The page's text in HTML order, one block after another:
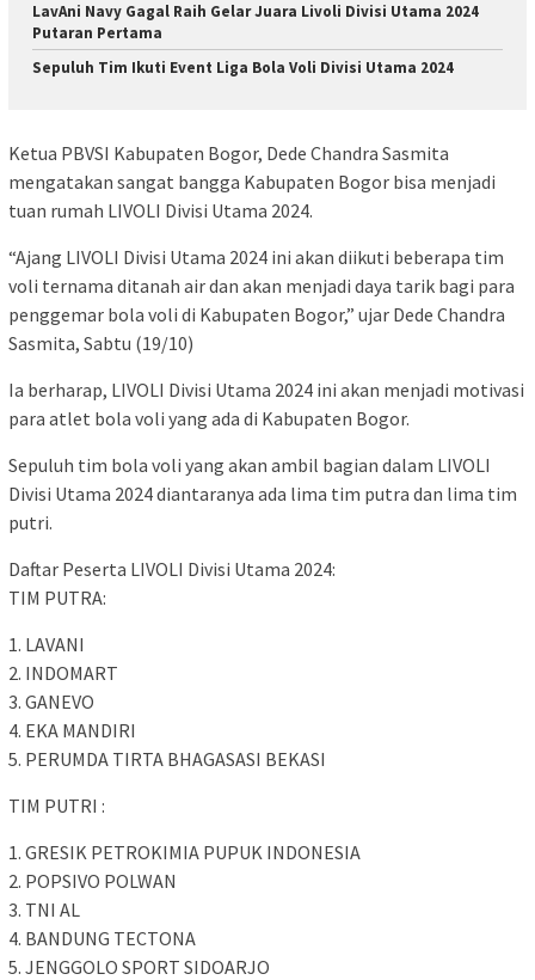
LavAni Navy Gagal Raih Gelar Juara Livoli Divisi Utama 2024
Putaran Pertama
Sepuluh Tim Ikuti Event Liga Bola Voli Divisi Utama 2024
Ketua PBVSI Kabupaten Bogor, Dede Chandra Sasmita
mengatakan sangat bangga Kabupaten Bogor bisa menjadi
tuan rumah LIVOLI Divisi Utama 2024.
“Ajang LIVOLI Divisi Utama 2024 ini akan diikuti beberapa tim
voli ternama ditanah air dan akan menjadi daya tarik bagi para
penggemar bola voli di Kabupaten Bogor,” ujar Dede Chandra
Sasmita, Sabtu (19/10)
Ia berharap, LIVOLI Divisi Utama 2024 ini akan menjadi motivasi
para atlet bola voli yang ada di Kabupaten Bogor.
Sepuluh tim bola voli yang akan ambil bagian dalam LIVOLI
Divisi Utama 2024 diantaranya ada lima tim putra dan lima tim
putri.
Daftar Peserta LIVOLI Divisi Utama 2024:
TIM PUTRA:
1. LAVANI
2. INDOMART
3. GANEVO
4. EKA MANDIRI
5. PERUMDA TIRTA BHAGASASI BEKASI
TIM PUTRI :
1. GRESIK PETROKIMIA PUPUK INDONESIA
2. POPSIVO POLWAN
3. TNI AL
4. BANDUNG TECTONA
5. JENGGOLO SPORT SIDOARJO